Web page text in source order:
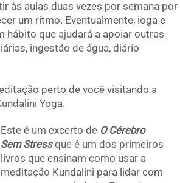
às aulas duas vezes por semana por
um ritmo. Eventualmente, ioga e
hábito que ajudará a apoiar outras
ingestão de água, diário
perto de você visitando a
Yoga.
Este é um excerto de O Cérebro
Sem Stress que é um dos primeiros
livros que ensinam como usar a
meditação Kundalini para lidar com